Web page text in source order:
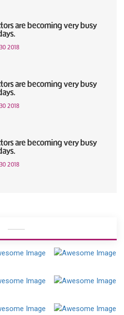
are becoming very busy
2018
are becoming very busy
2018
are becoming very busy
2018